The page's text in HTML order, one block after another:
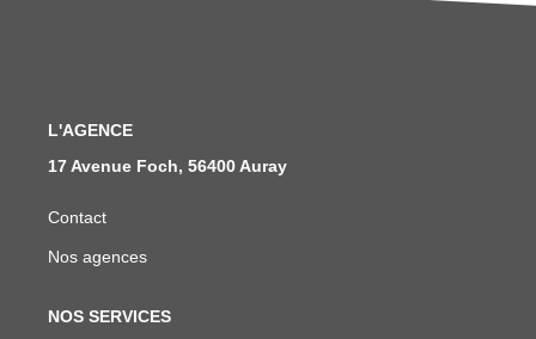
L'AGENCE
17 Avenue Foch, 56400 Auray
Contact
Nos agences
NOS SERVICES